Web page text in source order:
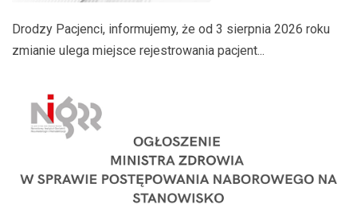
Drodzy Pacjenci, informujemy, że od 3 sierpnia 2026 roku
zmianie ulega miejsce rejestrowania pacjent...